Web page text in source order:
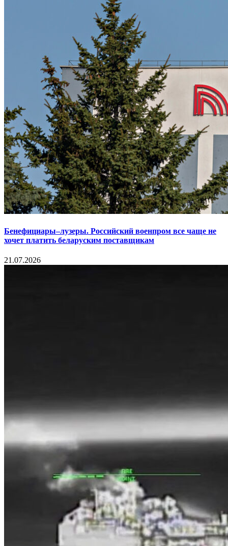
Бенефициары–лузеры. Российский военпром все чаще не
хочет платить беларуским поставщикам
21.07.2026